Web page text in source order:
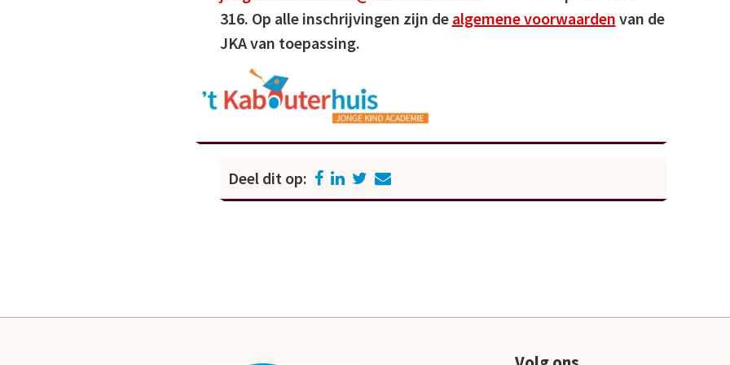
316. Op alle inschrijvingen zijn de algemene voorwaarden van de
JKA van toepassing.
Deel dit op: